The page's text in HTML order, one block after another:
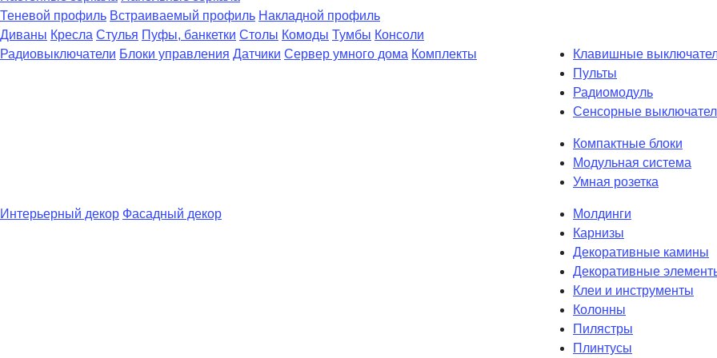
Теневой профиль Встраиваемый профиль Накладной профиль
Диваны Кресла Стулья Пуфы, банкетки Столы Комоды Тумбы Консоли
Радиовыключатели Блоки управления Датчики Сервер умного дома Комплекты
Клавишные
Пульты
Радиомодуль
Сенсорные
Компактные блоки
Модульная система
Умная розетка
Интерьерный декор Фасадный декор
Молдинги
Карнизы
Декоративные камины
Декоративные
Клеи и инструменты
Колонны
Пилястры
Плинтусы